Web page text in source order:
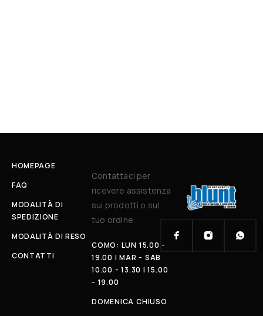
HOMEPAGE
FAQ
MODALITÀ DI
SPEDIZIONE
MODALITÀ DI RESO
CONTATTI
Contattaci per
ricevere assistenza
sui prodotti o sul
tuo ordine.
COMO: LUN 15.00 -
19.00 | MAR - SAB
10.00 - 13.30 | 15.00
- 19.00
DOMENICA CHIUSO